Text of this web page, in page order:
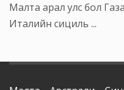
Малта арал улс бол
Италийн сициль ...